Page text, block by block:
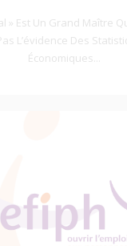
» Est Un Grand Maître
L’évidence Des
Économiques...